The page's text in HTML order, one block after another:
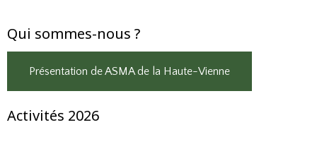
Qui sommes-nous ?
Présentation de ASMA de la Haute-Vienne
Activités 2026